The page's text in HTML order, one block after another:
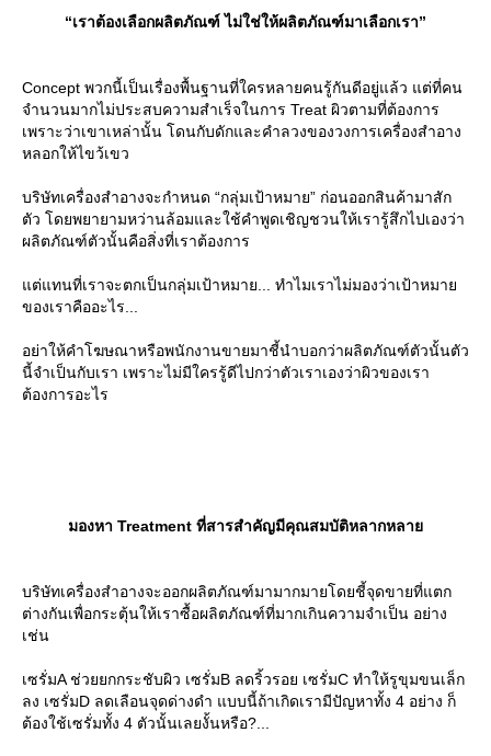
“เราต้องเลือกผลิตภัณฑ์ ไม่ใช่ให้ผลิตภัณฑ์มาเลือกเรา”
Concept พวกนี้เป็นเรื่องพื้นฐานที่ใครหลายคนรู้กันดีอยู่แล้ว แต่ที่คน
จำนวนมากไม่ประสบความสำเร็จในการ Treat ผิวตามที่ต้องการ
เพราะว่าเขาเหล่านั้น โดนกับดักและคำลวงของวงการเครื่องสำอาง
หลอกให้ไขว้เขว
บริษัทเครื่องสำอางจะกำหนด “กลุ่มเป้าหมาย” ก่อนออกสินค้ามาสัก
ตัว โดยพยายามหว่านล้อมและใช้คำพูดเชิญชวนให้เรารู้สึกไปเองว่า
ผลิตภัณฑ์ตัวนั้นคือสิ่งที่เราต้องการ
ต่แทนที่เราจะตกเป็นกลุ่มเป้าหมาย... ทำไมเราไม่มองว่าเป้าหมา
ของเราคืออะไร...
อย่าให้คำโฆษณาหรือพนักงานขายมาชี้นำบอกว่าผลิตภัณฑ์ตัวนั้นตัว
นี้จำเป็นกับเรา เพราะไม่มีใครรู้ดีไปกว่าตัวเราเองว่าผิวของเรา
ต้องการอะไร
มองหา Treatment ที่สารสำคัญมีคุณสมบัติหลากหลา
บริษัทเครื่องสำอางจะออกผลิตภัณฑ์มามากมายโดยชี้จุดขายที่แตก
ต่างกันเพื่อกระตุ้นให้เราซื้อผลิตภัณฑ์ที่มากเกินความจำเป็น อย่าง
เช่น
เซรั่มA ช่วยยกกระชับผิว เซรั่มB ลดริ้วรอย เซรั่มC ทำให้รูขุมขนเล็ก
ลง เซรั่มD ลดเลือนจุดด่างดำ แบบนี้ถ้าเกิดเรามีปัญหาทั้ง 4 อย่าง ก็
ต้องใช้เซรั่มทั้ง 4 ตัวนั้นเลยงั้นหรือ?...